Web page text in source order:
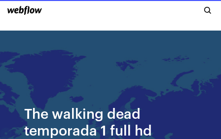
The walking dead
temporada 1 full hd